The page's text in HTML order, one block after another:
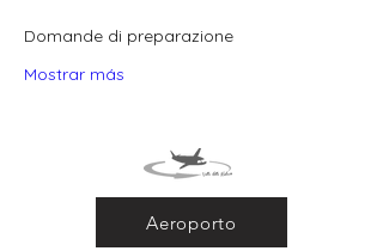
Domande di preparazione
Mostrar más
Aeroporto